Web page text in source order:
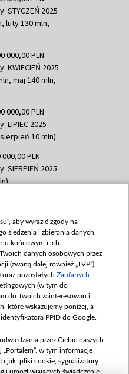
STYCZEŃ 2025
luty 130 mln,
000,00 PLN
KWIECIEŃ 2025
maj 140 mln,
000,00 PLN
LIPIEC 2025
10 mln)
PLN
SIERPIEŃ 2025
PLN
październik 350
PLN
GRUDZIEŃ 2025
mln)
000,00 PLN
LUTY 2026 (wpłata
180 mln, 8
000,00 PLN
aby wyrazić zgody na
śledzenia i zbierania danych,
końcowym i ich
danych osobowych przez
(zwaną dalej również „TVP”),
oraz pozostałych Zaufanych
(w tym do
do Twoich zainteresowań i
które wskazujemy poniżej, a
PPID do Google.
przez Ciebie naszych
„Portalem”, w tym informacje
jak: pliki cookie, sygnalizatory
umożliwiających świadczenie